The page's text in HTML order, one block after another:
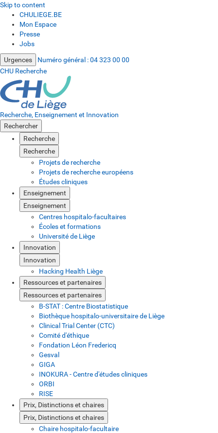
Skip to content
CHULIEGE.BE
Mon Espace
Presse
Jobs
Urgences Numéro général :04 323 00 00
CHU Recherche
Recherche, Enseignement et Innovation
Rechercher
Recherche
Recherche
Projets de recherche
Projets de recherche européens
Études cliniques
Enseignement
Enseignement
Centres hospitalo-facultaires
Écoles et formations
Université de Liège
Innovation
Innovation
Hacking Health Liège
Ressources et partenaires
Ressources et partenaires
B-STAT : Centre Biostatistique
Biothèque hospitalo-universitaire de Liège
Clinical Trial Center (CTC)
Comité d'éthique
Fondation Léon Fredericq
Gesval
GIGA
INOKURA - Centre d'études cliniques
ORBI
RISE
Prix, Distinctions et chaires
Prix, Distinctions et chaires
Chaire hospitalo-facultaire